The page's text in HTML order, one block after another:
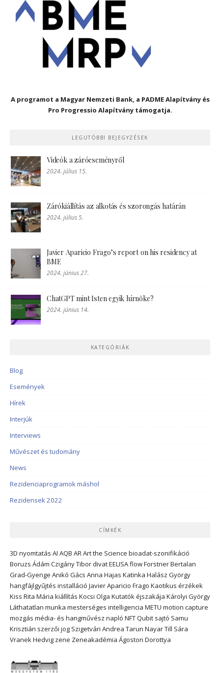
A programot a Magyar Nemzeti Bank, a PADME Alapítvány és
Pro Progressio Alapítvány támogatja.
LEGUTÓBBI BEJEGYZÉSEK
Videók a záróeseményről
2024. július 15.
Zárókiállítás az alkotás és szorongás határán
2024. július 5.
Javier Aparicio Frago’s report on his residency at
BME
2024. június 27.
ChatGPT mint Isten egyik hírnöke?
2024. június 14.
KATEGÓRIÁK
Blog
Események
Hírek
Interjúk
Interviews
Művészet és tudomány
News
Rezidenciaprogramok máshol
Rezidensek 2022
CÍMKÉK
3D nyomtatás AI AQB ARArt the Science bioadat-szonifikáció
Boruzs Ádám Czigány TibordivatEELISAflowForstner Bertalan
Grad-Gyenge Anikó Gács Anna Hajas Katinka Halász György
hangfájlgyűjtés installáció Javier Aparicio Frago Kaotikus érzékek
Kiss Rita Mária kiállítás Kocsi Olga Kutatók éjszakája Károlyi György
Láthatatlan munka mesterséges intelligencia METU motion capture
mozgás média- és hangművész napló NFTQubit sajtó Samu
Krisztián szerzői jog Szigetvári Andrea Tarun NayarTill Sára
Vranek Hedvig zene Zeneakadémia Ágoston Dorottya